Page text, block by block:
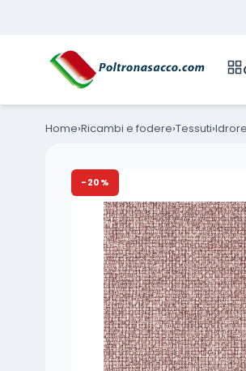
Home Ricambi e fodere Tessuti
-20%